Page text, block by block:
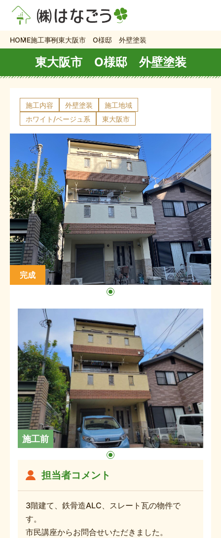
HOME施工事例東大阪市 O様邸 外壁塗装
東大阪市 O様邸 外壁塗装
施工内容 外壁塗装
施工地域
ホワイト/ベージュ系
東大阪市
完成
施工前
担当者コメント
3階建て、鉄骨造ALC、スレート瓦の物件で
す。
市民講座からお問合せいただきました。